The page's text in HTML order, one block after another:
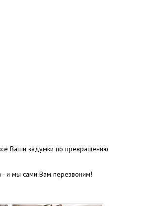
Ваши задумки по превращению
- и мы сами Вам перезвоним!